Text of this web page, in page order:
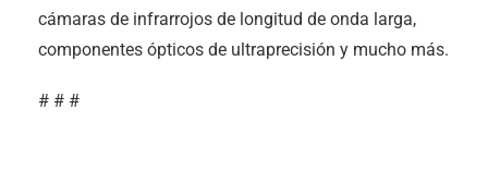
cámaras de infrarrojos de longitud de onda larga,
componentes ópticos de ultraprecisión y mucho más.
# # #